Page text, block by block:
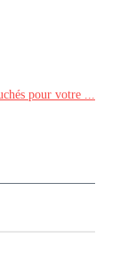
pour votre ...